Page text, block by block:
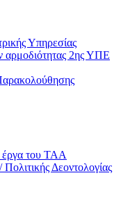
Υπηρεσίας
αρμοδιότητας 2ης ΥΠΕ
έργα του ΤΑΑ
Δεοντολογίας